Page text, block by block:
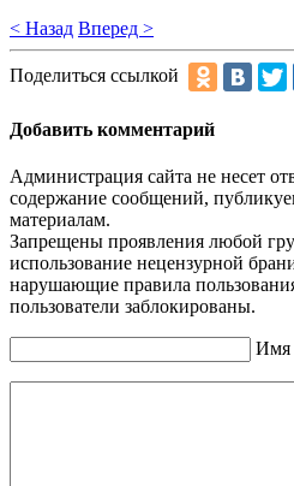
< Назад Вперед >
Поделиться ссылкой
Добавить комментарий
Администрация сайта не несет
содержание сообщений,
материалам.
Запрещены проявления любой
использование нецензурной
нарушающие правила
пользователи заблокированы.
Имя